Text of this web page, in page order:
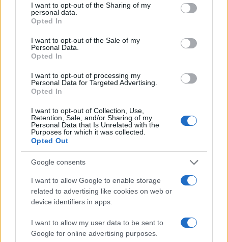
not limited to your visit or usage behaviour. You may click to
grant or deny consent to Google and its third-party tags to
use your data for below specified purposes in below Google
consent section.
I want to opt-out of the Sharing of my
personal data.
Opted In
I want to opt-out of the Sale of my
Personal Data.
Opted In
I want to opt-out of processing my
Personal Data for Targeted Advertising.
Opted In
I want to opt-out of Collection, Use,
Retention, Sale, and/or Sharing of my
Personal Data that Is Unrelated with the
Purposes for which it was collected.
Opted Out
Google consents
I want to allow Google to enable storage
related to advertising like cookies on web or
device identifiers in apps.
I want to allow my user data to be sent to
Google for online advertising purposes.
Continua a leggere
FOCUS PMI
Ricambio generazionale nelle PMI: patti, holding e
incentivi
FOCUS PMI